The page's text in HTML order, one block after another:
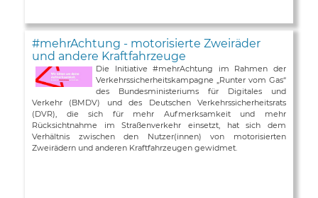
#mehrAchtung - motorisierte Zweiräder
und andere Kraftfahrzeuge
Die Initiative #mehrAchtung im Rahmen der
Verkehrssicherheitskampagne „Runter vom Gas“
des Bundesministeriums für Digitales und
Verkehr (BMDV) und des Deutschen Verkehrssicherheitsrats
(DVR), die sich für mehr Aufmerksamkeit und mehr
Rücksichtnahme im Straßenverkehr einsetzt, hat sich dem
Verhältnis zwischen den Nutzer(innen) von motorisierten
Zweirädern und anderen Kraftfahrzeugen gewidmet.